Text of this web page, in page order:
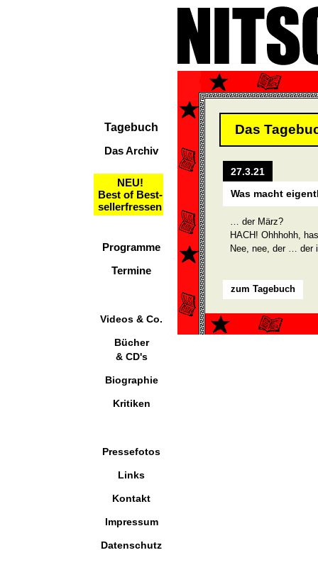
Tagebuch
Das Archiv
NEU!
Best of Best-
sellerfressen
Programme
Termine
Videos & Co.
Bücher
& CD's
Biographie
Kritiken
Pressefotos
Links
Kontakt
Impressum
Datenschutz
Das
27.3.21
Was macht
… der März?
HACH! Ohhhohh,
Nee, nee, der … der
zum Tagebuch